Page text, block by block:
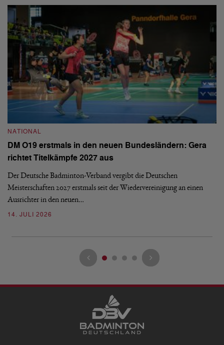
NATIONAL
DM O19 erstmals in den neuen Bundesländern: Gera
richtet Titelkämpfe 2027 aus
Der Deutsche Badminton-Verband vergibt die Deutschen
Meisterschaften 2027 erstmals seit der Wiedervereinigung an einen
Ausrichter in den neuen…
14. JULI 2026